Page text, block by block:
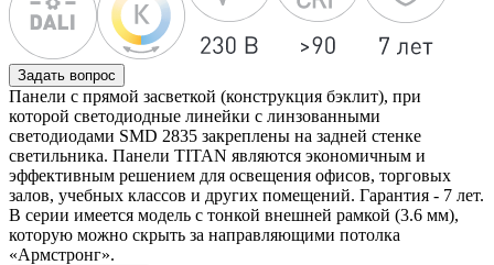
Задать вопрос
Панели с прямой засветкой (конструкция бэклит), при
которой светодиодные линейки с линзованными
светодиодами SMD 2835 закреплены на задней стенке
светильника. Панели TITAN являются экономичным и
эффективным решением для освещения офисов, торговых
залов, учебных классов и других помещений. Гарантия - 7 лет.
В серии имеется модель с тонкой внешней рамкой (3.6 мм),
которую можно скрыть за направляющими потолка
«Армстронг».